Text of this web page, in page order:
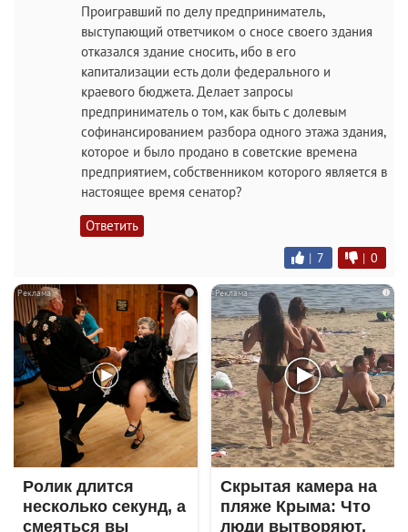
Проигравший по делу предприниматель,
выступающий ответчиком о сносе своего здания
отказался здание сносить, ибо в его
капитализации есть доли федерального и
краевого бюджета. Делает запросы
предприниматель о том, как быть с долевым
софинансированием разбора одного этажа здания,
которое и было продано в советские времена
предприятием, собственником которого является в
настоящее время сенатор?
Ответить
| 7 | 0
i
Ролик длится
несколько секунд, а
смеяться вы
i
Скрытая камера на
пляже Крыма: Что
люди вытворяют,